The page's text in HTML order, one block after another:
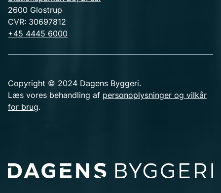
2600 Glostrup
CVR: 30697812
+45 4445 6000
Copyright © 2024 Dagens Byggeri.
Læs vores behandling af personoplysninger og vilkår
for brug.